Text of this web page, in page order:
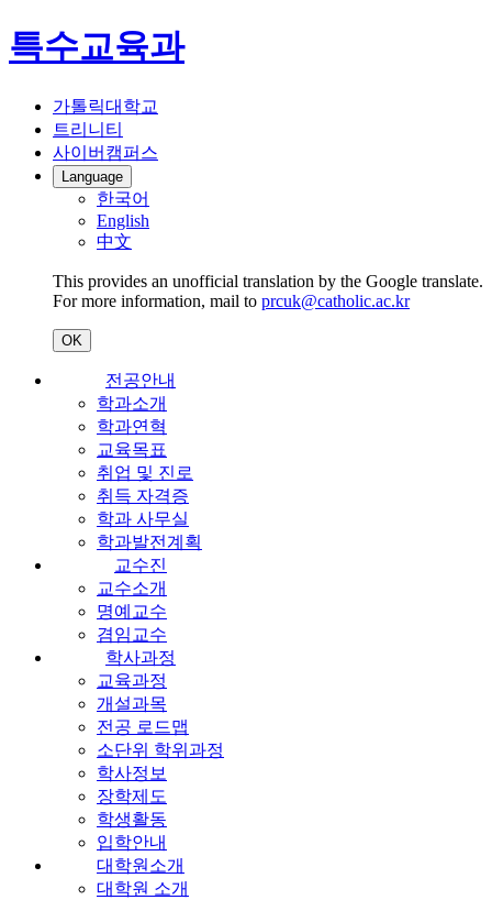
특수교육과
가톨릭대학교
트리니티
사이버캠퍼스
Language
한국어
English
中文
This provides an unofficial translation by the Google translate.
For more information, mail to prcuk@catholic.ac.kr
OK
전공안내
학과소개
학과연혁
교육목표
취업 및 진로
취득 자격증
학과 사무실
학과발전계획
교수진
교수소개
명예교수
겸임교수
학사과정
교육과정
개설과목
전공 로드맵
소단위 학위과정
학사정보
장학제도
학생활동
입학안내
대학원소개
대학원 소개